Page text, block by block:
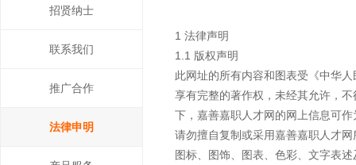
招贤纳士
联系我们
推广合作
法律申明
1 法律声明
1.1 版权声明
此网址的所有内容和图表受《中华
享有完整的著作权，未经其允许，
下，嘉善嘉职人才网的网上信息可
请勿擅自复制或采用嘉善嘉职人才
图标、图饰、图表、色彩、文字表